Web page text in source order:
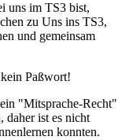
uns im TS3 bist,
zu Uns ins TS3,
und gemeinsam
Paßwort!
"Mitsprache-Recht"
daher ist es nicht
konnten.